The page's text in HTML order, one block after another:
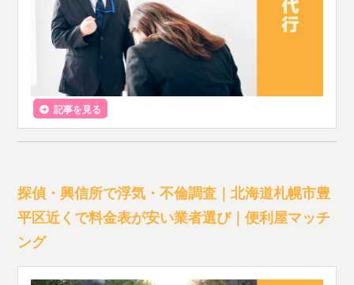
記事を見る
探偵・興信所で浮気・不倫調査｜北海道札幌市豊
平区近くで料金表が安い業者選び｜便利屋マッチ
ング